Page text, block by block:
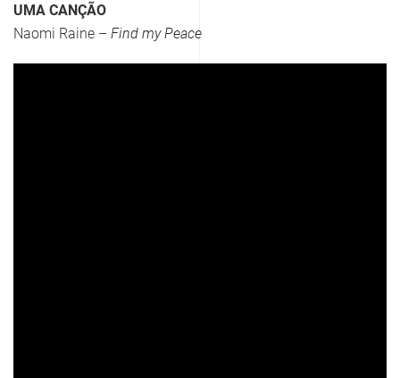
UMA CANÇÃO
Naomi Raine – Find my Peace